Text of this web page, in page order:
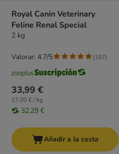
Royal Canin Veterinary
Feline Renal Special
2 kg
33,99 €
17,00 € / kg
32,29 €
Valorar: 4.7/5 (197)
Añadir a la cesta